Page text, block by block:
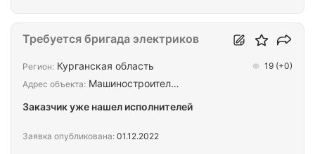
наладочные работы. Объемы работ согласно
проектной и рабочей документации ЧПГ-1241-1151-
00 (Приложение №1 к ТЗ). Оборудование и
материалы предоставляются Заказчиком.
Требуется бригада электриков
Регион: Курганская область 19 (+0)
Адрес объекта: Машиностроител…
Заказчик уже нашел исполнителей
Заявка опубликована: 01.12.2022